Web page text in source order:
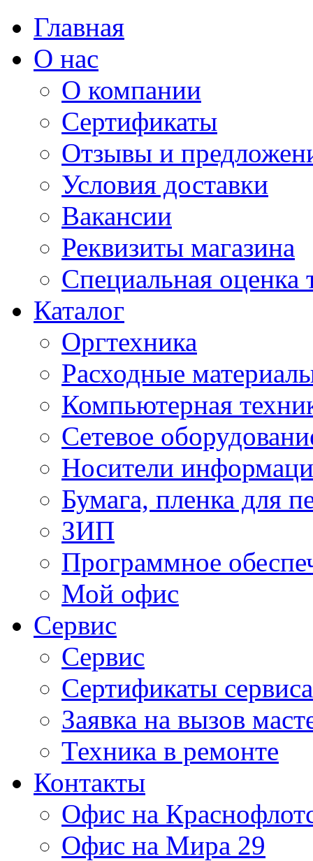
Главная
О нас
О компании
Сертификаты
Отзывы и
Условия доставки
Вакансии
Реквизиты магазина
Специальная оценка
Каталог
Оргтехника
Расходные
Компьютерная
Сетевое
Носители
Бумага, пленка для
ЗИП
Программное
Мой офис
Сервис
Сервис
Сертификаты сервиса
Заявка на вызов
Техника в ремонте
Контакты
Офис на
Офис на Мира 29